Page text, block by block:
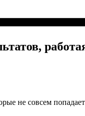
не совсем